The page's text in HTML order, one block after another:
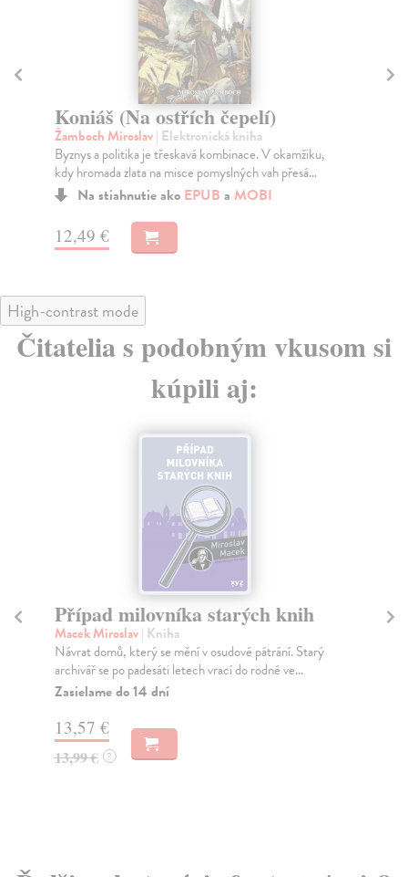
Koniáš (Na ostřích čepelí)
Žamboch Miroslav| Elektronická kniha
Byznys a politika je třeskavá kombinace. V okamžiku,
kdy hromada zlata na misce pomyslných vah přesá...
Na stiahnutie ako EPUB a MOBI
12,49 €
High-contrast mode
Čitatelia s podobným vkusom si
kúpili aj:
Případ milovníka starých knih
Macek Miroslav| Kniha
Návrat domů, který se mění v osudové pátrání. Starý
archivář se po padesáti letech vrací do rodné ve...
Zasielame do 14 dní
13,57 €
13,99 € ?